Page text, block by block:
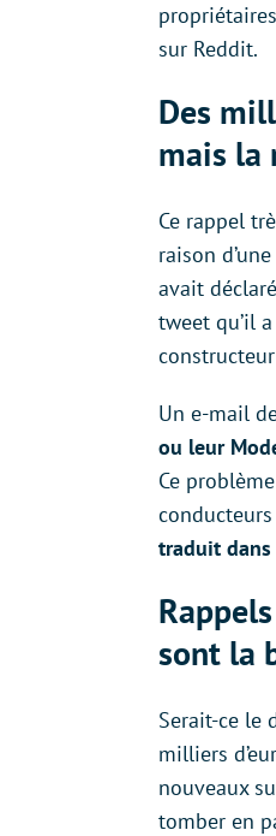
sur Reddit.
Des
mais la
Ce rappel
raison
avait
tweet qu’il
Un e-mail
ou leur
Ce
traduit
sont la
Serait-ce le
milliers
nouveaux
tomber en